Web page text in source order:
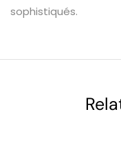
sophistiqués.